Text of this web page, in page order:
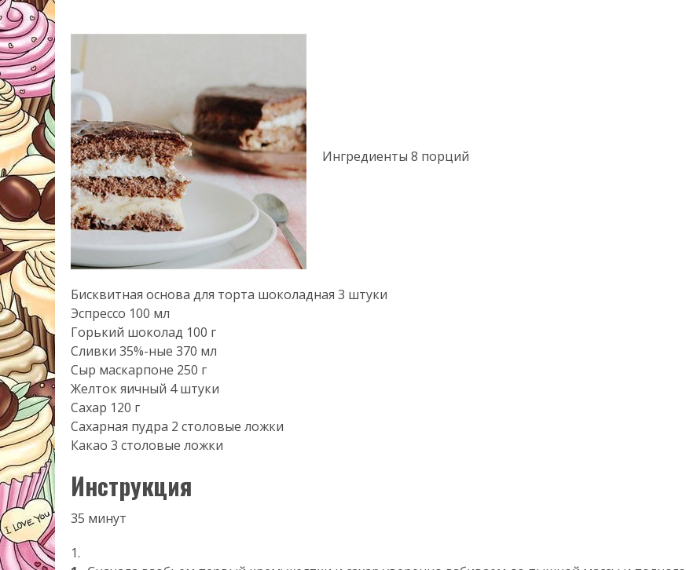
Ингредиенты 8 порций
Бисквитная основа для торта шоколадная 3 штуки
Эспрессо 100 мл
Горький шоколад 100 г
Сливки 35%-ные 370 мл
Сыр маскарпоне 250 г
Желток яичный 4 штуки
Сахар 120 г
Сахарная пудра 2 столовые ложки
Какао 3 столовые ложки
Инструкция
35 минут